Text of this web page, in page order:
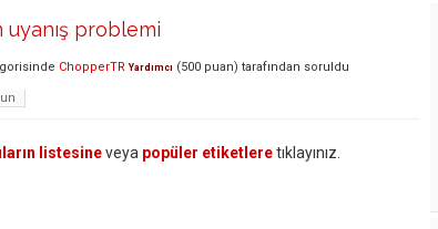
uyanış problemi
ChopperTR Yardımcı (500 puan) tarafından soruldu
listesineveya popüler etiketleretıklayınız.